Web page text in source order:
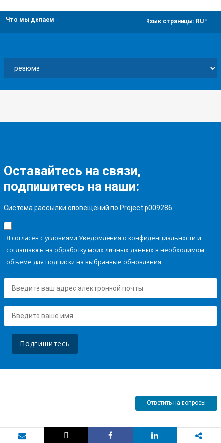
Что мы делаем Язык страницы: RU
Оставайтесь на связи,
подпишитесь на наши:
Система рассылки оповещений по Project p009286
Я согласен с условиями Уведомления о конфиденциальности и
соглашаюсь на обработку моих личных данных в необходимом
объеме для подписки на выбранные обновления.
Подпишитесь
Ответить на вопросы